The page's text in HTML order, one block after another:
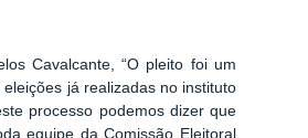
Cavalcante, “O pleito foi um
já realizadas no instituto
processo podemos dizer que
equipe da Comissão Eleitoral